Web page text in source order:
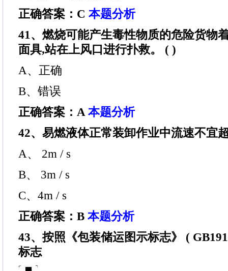
正确答案：C 本题分析
41、燃烧可能产生毒性物质的危险货物
面具,站在上风口进行扑救。 ( )
A、正确
B、错误
正确答案：A 本题分析
42、易燃液体正常装卸作业中流速不宜
A、 2m / s
B、 3m / s
C、4m / s
正确答案：B 本题分析
43、按照《包装储运图示标志》 (
标志